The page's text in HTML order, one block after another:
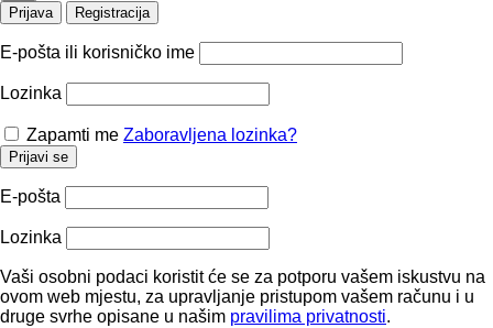
Prijava Registracija
E-pošta ili korisničko ime
Lozinka
Zapamti me Zaboravljena lozinka?
Prijavi se
E-pošta
Lozinka
Vaši osobni podaci koristit će se za potporu vašem iskustvu na
ovom web mjestu, za upravljanje pristupom vašem računu i u
druge svrhe opisane u našim pravilima privatnosti.